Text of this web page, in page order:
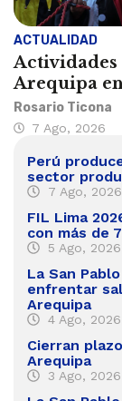
ACTUALIDAD
Arequipa
Rosario Ticona
7 Ago, 2026
Perú
sector
7 Ago, 2026
FIL Lima
con más de
5 Ago, 2026
La San
enfrentar
Arequipa
4 Ago, 2026
Cierran
Arequipa
3 Ago, 2026